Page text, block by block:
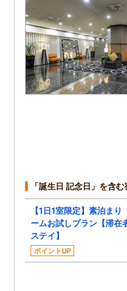
「誕生日 記念日」を含
【1日1室限定】素泊ま
ームお試しプラン【滞在
ステイ】
ポイントUP